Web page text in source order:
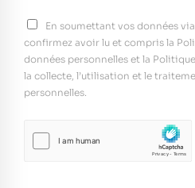
En soumettant vos données
confirmez avoir lu et compris la
données personnelles et la
la collecte, l’utilisation et le
personnelles.